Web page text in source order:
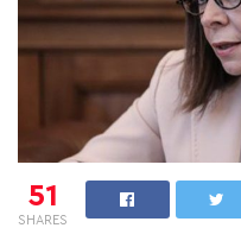
51
SHARES